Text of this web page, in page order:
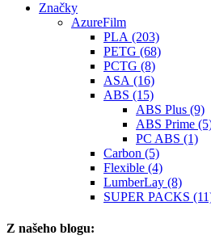
Značky
AzureFilm
PLA (203)
PETG (68)
PCTG (8)
ASA (16)
ABS (15)
ABS Plus (9)
ABS Prime
PC ABS (1)
Carbon (5)
Flexible (4)
LumberLay (8)
SUPER PACKS
Z našeho blogu: